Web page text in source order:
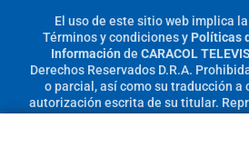
El uso de este sitio web implica
Términos y condicionesy Políticas
Información de CARACOL
Derechos Reservados D.R.A.
o parcial, así como su traducción a
autorización escrita de su titular.